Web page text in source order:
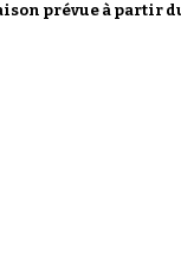
prévue à partir